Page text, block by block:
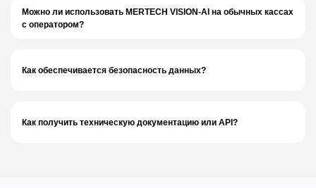
Можно ли использовать MERTECH VISION-AI на обычных кассах
с оператором?
Как обеспечивается безопасность данных?
Как получить техническую документацию или API?